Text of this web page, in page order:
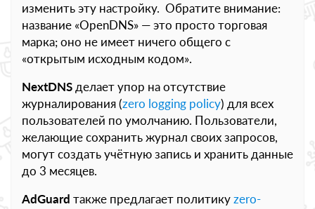
изменить эту настройку. Обратите внимание:
название «OpenDNS» — это просто торговая
марка; оно не имеет ничего общего с
«открытым исходным кодом».
NextDNS делает упор на отсутствие
журналирования (zero logging policy) для всех
пользователей по умолчанию. Пользователи,
желающие сохранить журнал своих запросов,
могут создать учётную запись и хранить данные
до 3 месяцев.
AdGuard также предлагает политикуzero-